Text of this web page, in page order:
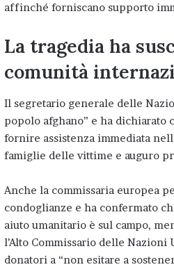
affinché forniscano supporto
La tragedia ha
comunità
Il segretario generale delle
popolo afghano” e ha dichiarato
fornire assistenza immediata
famiglie delle vittime e auguro
Anche la commissaria europea
condoglianze e ha confermato
aiuto umanitario è sul campo,
l’Alto Commissario delle
donatori a “non esitare a